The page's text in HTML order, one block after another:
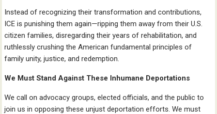
Instead of recognizing their transformation and contributions,
ICE is punishing them again—ripping them away from their U.S.
citizen families, disregarding their years of rehabilitation, and
ruthlessly crushing the American fundamental principles of
family unity, justice, and redemption.
We Must Stand Against These Inhumane Deportations
We call on advocacy groups, elected officials, and the public to
join us in opposing these unjust deportation efforts. We must